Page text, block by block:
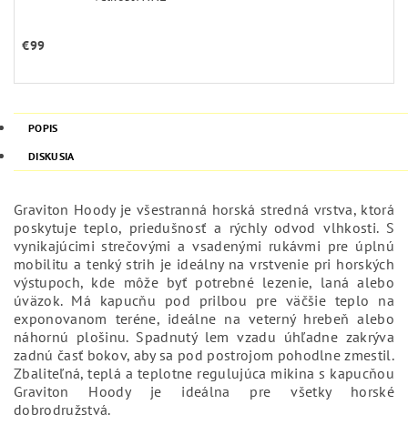
€99
POPIS
DISKUSIA
Graviton Hoody je všestranná horská stredná vrstva, ktorá
poskytuje teplo, priedušnosť a rýchly odvod vlhkosti. S
vynikajúcimi strečovými a vsadenými rukávmi pre úplnú
mobilitu a tenký strih je ideálny na vrstvenie pri horských
výstupoch, kde môže byť potrebné lezenie, laná alebo
úväzok. Má kapucňu pod prilbou pre väčšie teplo na
exponovanom teréne, ideálne na veterný hrebeň alebo
náhornú plošinu. Spadnutý lem vzadu úhľadne zakrýva
zadnú časť bokov, aby sa pod postrojom pohodlne zmestil.
Zbaliteľná, teplá a teplotne regulujúca mikina s kapucňou
Graviton Hoody je ideálna pre všetky horské
dobrodružstvá.